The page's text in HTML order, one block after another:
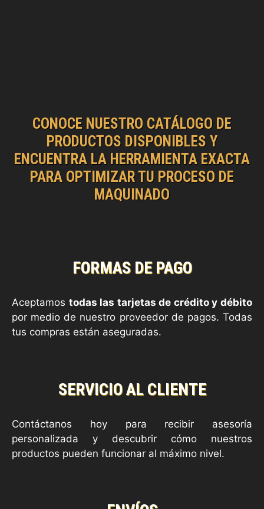
CONOCE NUESTRO CATÁLOGO DE
PRODUCTOS DISPONIBLES Y
ENCUENTRA LA HERRAMIENTA EXACTA
PARA OPTIMIZAR TU PROCESO DE
MAQUINADO
FORMAS DE PAGO
Aceptamos todas las tarjetas de crédito y débito
por medio de nuestro proveedor de pagos. Todas
tus compras están aseguradas.
SERVICIO AL CLIENTE
Contáctanos hoy para recibir asesoría
personalizada y descubrir cómo nuestros
productos pueden funcionar al máximo nivel.